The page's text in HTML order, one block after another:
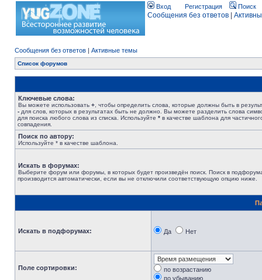
Вход Регистрация Поиск
Сообщения без ответов
Сообщения без ответов | Активные темы
Список форумов
Ключевые слова:
Вы можете использовать + , чтобы определить слова, которые должны быть в
- для слов, которых в результатах быть не должно. Вы можете разделить слова
для поиска любого слова из списка. Используйте * в качестве шаблона для
совпадения.
Поиск по автору:
Используйте * в качестве шаблона.
Искать в форумах:
Выберите форум или форумы, в которых будет произведён поиск. Поиск в
производится автоматически, если вы не отключили соответствующую опцию ниже.
Искать в подфорумах: Да Нет
Поле сортировки:
по возрастанию
по убыванию